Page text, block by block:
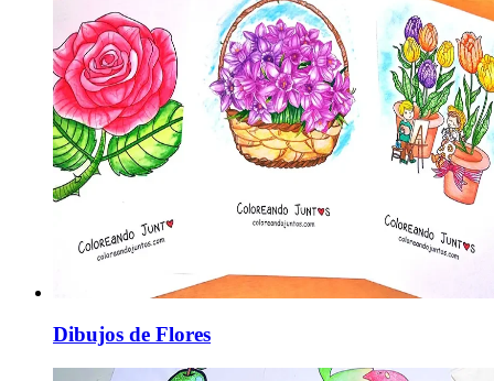
Dibujos de Flores